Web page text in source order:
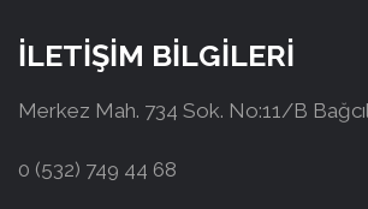
İLETİŞİM BİLGİLERİ
Merkez Mah. 734 Sok. No:11/B
0 (532) 749 44 68